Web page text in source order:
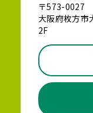
〒573-0027
大阪府枚方市
2F